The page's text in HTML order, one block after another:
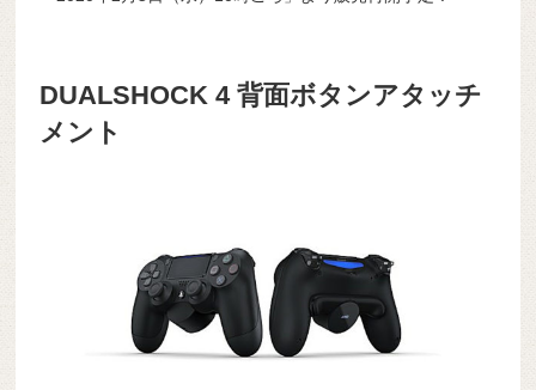
DUALSHOCK 4 背面ボタンアタッチ
メント